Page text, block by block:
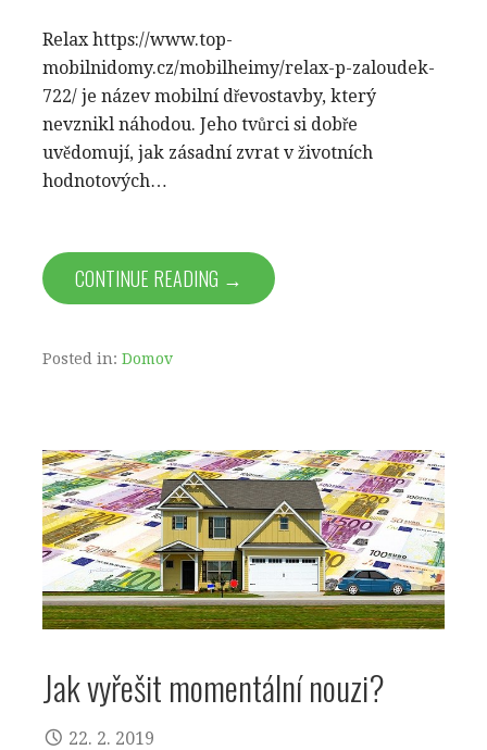
Relax https://www.top-
mobilnidomy.cz/mobilheimy/relax-p-zaloudek-
722/ je název mobilní dřevostavby, který
nevznikl náhodou. Jeho tvůrci si dobře
uvědomují, jak zásadní zvrat v životních
hodnotových…
CONTINUE READING →
Posted in: Domov
Jak vyřešit momentální nouzi?
22. 2. 2019